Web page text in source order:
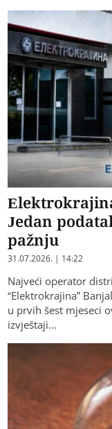
Jedan
pažnju
31.07.2026. | 14:22
Najveći operator
“Elektrokrajina”
u prvih šest mjeseci
izvještaji…